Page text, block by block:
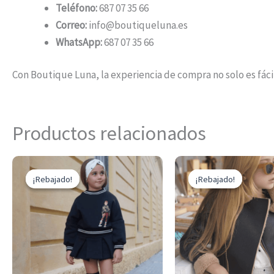
Teléfono:687 07 35 66
Correo:info@boutiqueluna.es
WhatsApp:687 07 35 66
Con Boutique Luna, la experiencia de compra no solo es
Productos relacionados
¡Rebajado!
¡Rebajado!
El
precio
original
era:
143,00 €.
El
precio
actual
es:
71,50 €.
Este
producto
tiene
múltiples
variantes.
Las
opciones
¡Rebajado!
¡Rebajado!
El
era: